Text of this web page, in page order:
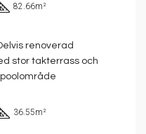
82.66m²
renoverad
stor takterrass och
36.55m²